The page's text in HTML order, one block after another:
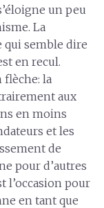
un peu
La
qui semble dire
en recul.
flèche: la
aux
en moins
et les
de
pour d’autres
l’occasion pour
en tant que